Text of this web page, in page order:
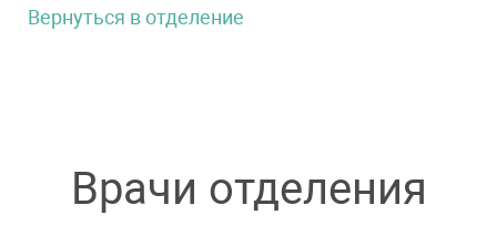
Вернуться в отделение
Врачи отделения